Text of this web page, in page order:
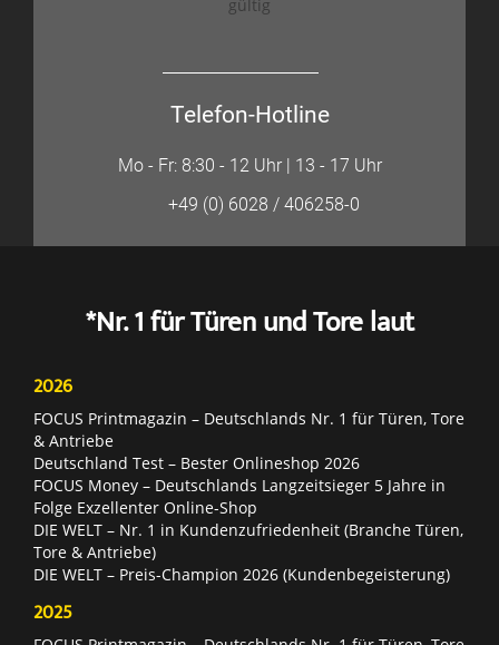
gültig
Telefon-Hotline
Mo - Fr: 8:30 - 12 Uhr | 13 - 17 Uhr
+49 (0) 6028 / 406258-0
*Nr. 1 für Türen und Tore laut
2026
FOCUS Printmagazin – Deutschlands Nr. 1 für Türen, Tore
& Antriebe
Deutschland Test – Bester Onlineshop 2026
FOCUS Money – Deutschlands Langzeitsieger 5 Jahre in
Folge Exzellenter Online-Shop
DIE WELT – Nr. 1 in Kundenzufriedenheit (Branche Türen,
Tore & Antriebe)
DIE WELT – Preis-Champion 2026 (Kundenbegeisterung)
2025